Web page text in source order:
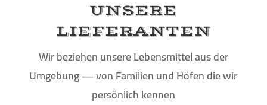
UNSE­RE
LIE­FE­RAN­TEN
Wir bezie­hen unse­re Lebens­mit­tel aus der
Umge­bung — von Fami­li­en und Höfen die wir
per­sön­lich kennen